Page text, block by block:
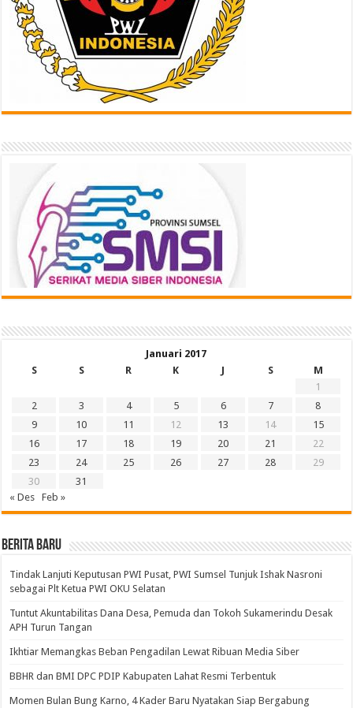
Januari 2017
S
S R K J S
M
1
2
3 4 5 6 7
8
9
10 11 12 13 14
15
16
17 18 19 20 21
22
23
24 25 26 27 28
29
30
31
« Des
Feb »
BERITA BARU
Tindak Lanjuti Keputusan PWI Pusat, PWI Sumsel Tunjuk Ishak Nasroni
sebagai Plt Ketua PWI OKU Selatan
Tuntut Akuntabilitas Dana Desa, Pemuda dan Tokoh Sukamerindu Desak
APH Turun Tangan
Ikhtiar Memangkas Beban Pengadilan Lewat Ribuan Media Siber
BBHR dan BMI DPC PDIP Kabupaten Lahat Resmi Terbentuk
Momen Bulan Bung Karno, 4 Kader Baru Nyatakan Siap Bergabung